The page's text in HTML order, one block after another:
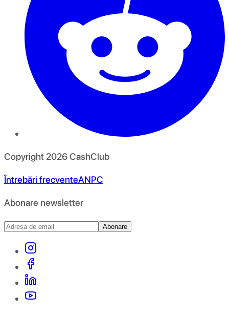
Copyright 2026CashClub
Întrebări frecventeANPC
Abonare newsletter
Abonare